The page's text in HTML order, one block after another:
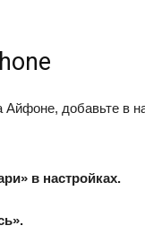
добавьте в
в настройках.